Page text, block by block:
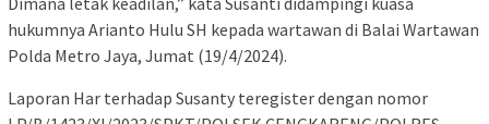
hukumnya Arianto Hulu SH kepada wartawan di Balai Wartawan
Polda Metro Jaya, Jumat (19/4/2024).
Laporan Har terhadap Susanty teregister dengan nomor